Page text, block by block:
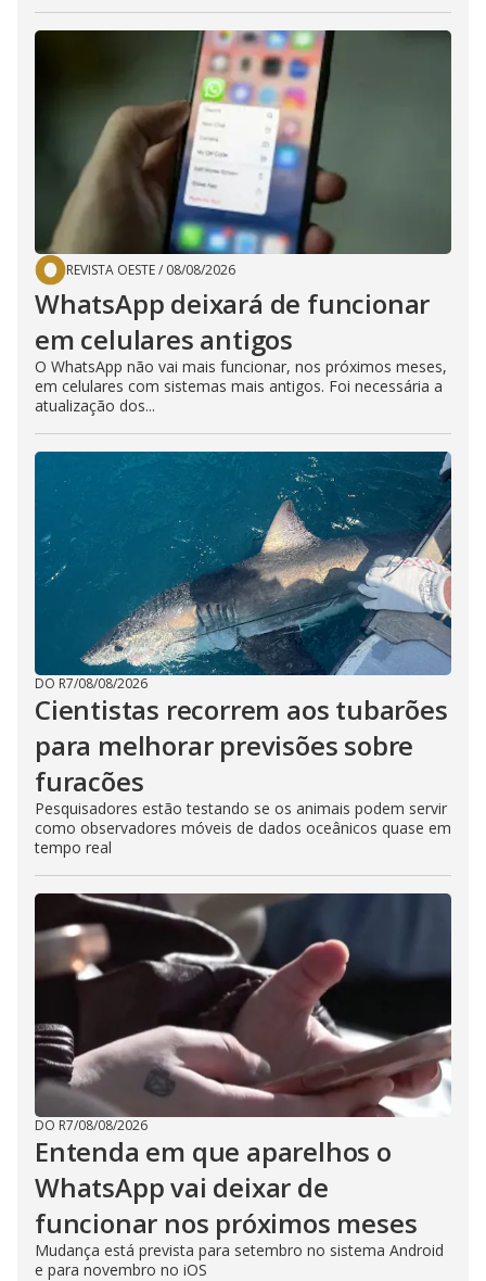
REVISTA OESTE/ 08/08/2026
WhatsApp deixará de funcionar
em celulares antigos
O WhatsApp não vai mais funcionar, nos próximos meses,
em celulares com sistemas mais antigos. Foi necessária a
atualização dos...
DO R7/08/08/2026
Cientistas recorrem aos tubarões
para melhorar previsões sobre
furacões
Pesquisadores estão testando se os animais podem servir
como observadores móveis de dados oceânicos quase em
tempo real
DO R7/08/08/2026
Entenda em que aparelhos o
WhatsApp vai deixar de
funcionar nos próximos meses
Mudança está prevista para setembro no sistema Android
e para novembro no iOS